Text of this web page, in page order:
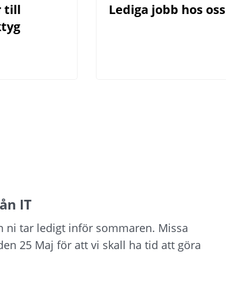
till
Lediga jobb hos oss
IT
ni tar ledigt inför sommaren. Missa
25 Maj för att vi skall ha tid att göra